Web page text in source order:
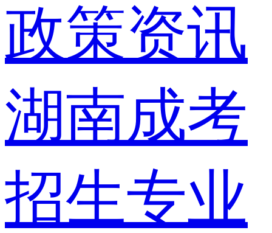
政策资讯
湖南成考
招生专业